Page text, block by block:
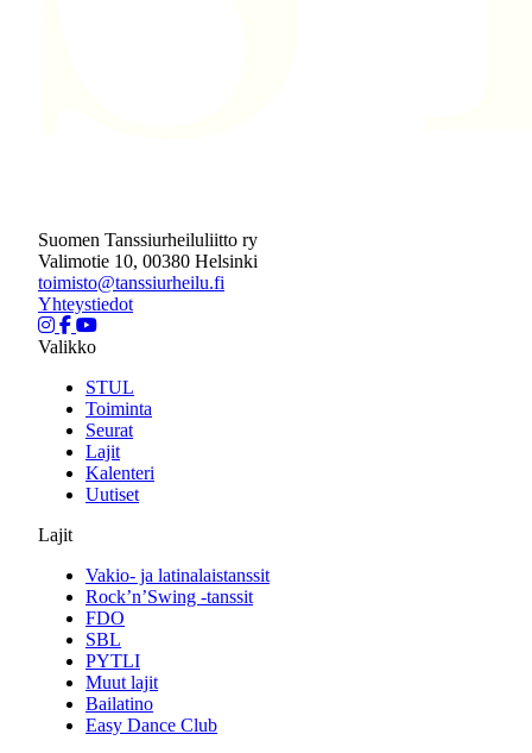
Suomen Tanssiurheiluliitto ry
Valimotie 10, 00380 Helsinki
toimisto@tanssiurheilu.fi
Yhteystiedot
Valikko
STUL
Toiminta
Seurat
Lajit
Kalenteri
Uutiset
Lajit
Vakio- ja latinalaistanssit
Rock’n’Swing -tanssit
FDO
SBL
PYTLI
Muut lajit
Bailatino
Easy Dance Club